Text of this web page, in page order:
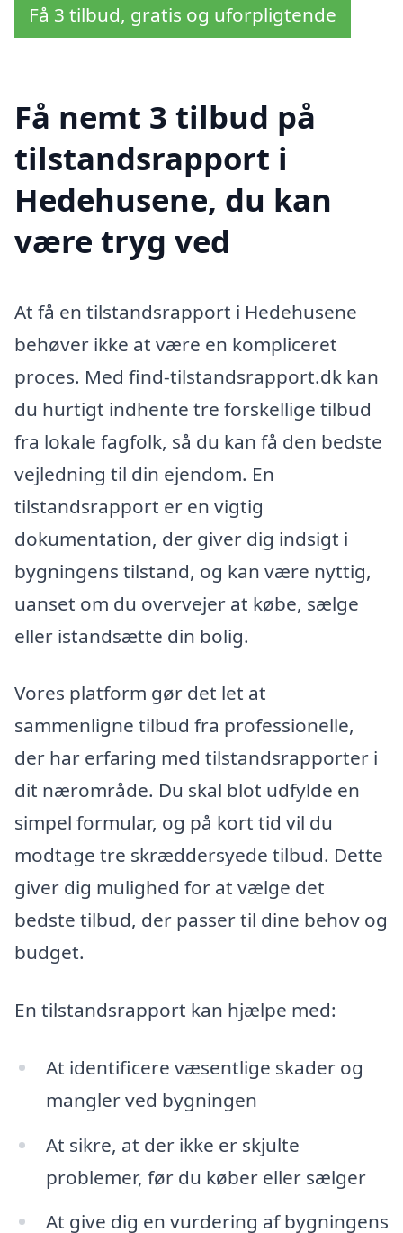
Få 3 tilbud, gratis og uforpligtende
Få nemt 3 tilbud på
tilstandsrapport i
Hedehusene, du kan
være tryg ved
At få en tilstandsrapport i Hedehusene
behøver ikke at være en kompliceret
proces. Med find-tilstandsrapport.dk kan
du hurtigt indhente tre forskellige tilbud
fra lokale fagfolk, så du kan få den bedste
vejledning til din ejendom. En
tilstandsrapport er en vigtig
dokumentation, der giver dig indsigt i
bygningens tilstand, og kan være nyttig,
uanset om du overvejer at købe, sælge
eller istandsætte din bolig.
Vores platform gør det let at
sammenligne tilbud fra professionelle,
der har erfaring med tilstandsrapporter i
dit nærområde. Du skal blot udfylde en
simpel formular, og på kort tid vil du
modtage tre skræddersyede tilbud. Dette
giver dig mulighed for at vælge det
bedste tilbud, der passer til dine behov og
budget.
En tilstandsrapport kan hjælpe med:
At identificere væsentlige skader og
mangler ved bygningen
At sikre, at der ikke er skjulte
problemer, før du køber eller sælger
At give dig en vurdering af bygningens